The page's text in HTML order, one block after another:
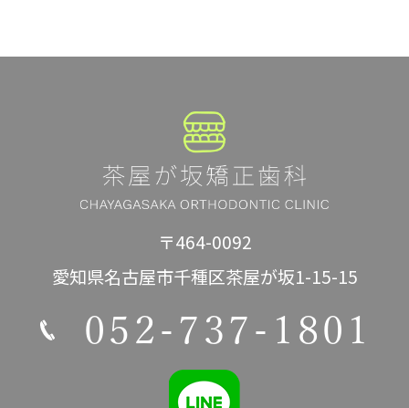
〒464-0092
愛知県名古屋市千種区茶屋が坂1-15-15
052-737-1801